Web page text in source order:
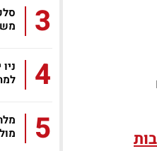
3
4
5